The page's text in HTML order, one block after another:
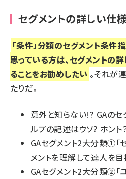
セグメントの詳しい仕
「条件」分類のセグメント条件
思っている方は、セグメントの
ることをお勧めしたい 。それが
たりだ。
意外と知らない!? GAの
ルプの記述はウソ? ホント
GAセグメント2大分類①「
メントを理解して達人を目
GAセグメント2大分類②「